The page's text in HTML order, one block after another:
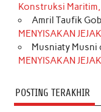
k
a
m
Konstruksi Maritim,
Amril Taufik
MENYISAKAN
Musniaty Musni
MENYISAKAN
POSTING TERAKHIR